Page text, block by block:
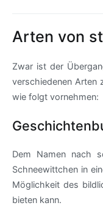
Arten von
Zwar ist der
verschiedenen Arten
wie folgt vornehmen:
Dem Namen nach
Schneewittchen in
Möglichkeit des
bieten kann.